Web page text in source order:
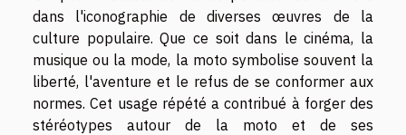
dans l'iconographie de diverses œuvres de la
culture populaire. Que ce soit dans le cinéma, la
musique ou la mode, la moto symbolise souvent la
liberté, l'aventure et le refus de se conformer aux
normes. Cet usage répété a contribué à forger des
stéréotypes autour de la moto et de ses